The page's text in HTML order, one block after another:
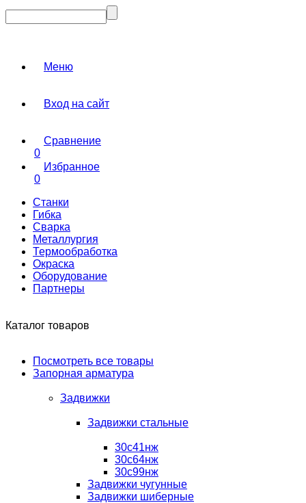
Меню
Вход на сайт
Сравнение
0
Избранное
0
Станки
Гибка
Сварка
Металлургия
Термообработка
Окраска
Оборудование
Партнеры
Каталог товаров
Посмотреть все товары
Запорная арматура
Задвижки
Задвижки стальные
30с41нж
30с64нж
30с99нж
Задвижки чугунные
Задвижки шиберные